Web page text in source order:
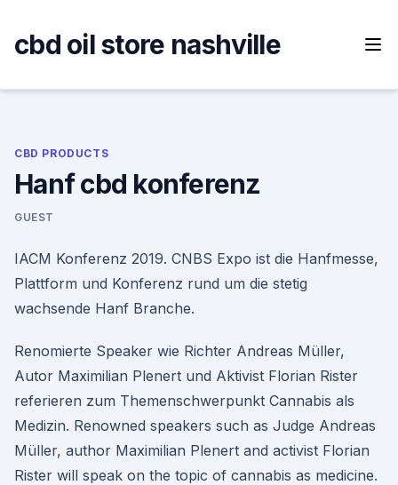
content
cbd oil store nashville
CBD PRODUCTS
Hanf cbd konferenz
GUEST
IACM Konferenz 2019. CNBS Expo ist die Hanfmesse,
Plattform und Konferenz rund um die stetig
wachsende Hanf Branche.
Renomierte Speaker wie Richter Andreas Müller,
Autor Maximilian Plenert und Aktivist Florian Rister
referieren zum Themenschwerpunkt Cannabis als
Medizin. Renowned speakers such as Judge Andreas
Müller, author Maximilian Plenert and activist Florian
Rister will speak on the topic of cannabis as medicine.